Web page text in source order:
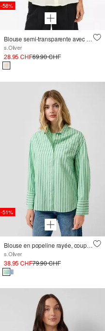
-58%
Blouse semi-transparente avec structure
s.Oliver
28.95 CHF69.90 CHF
-51%
Blouse en popeline rayée, coupe décontractée, col chemise
s.Oliver
38.95 CHF79.90 CHF